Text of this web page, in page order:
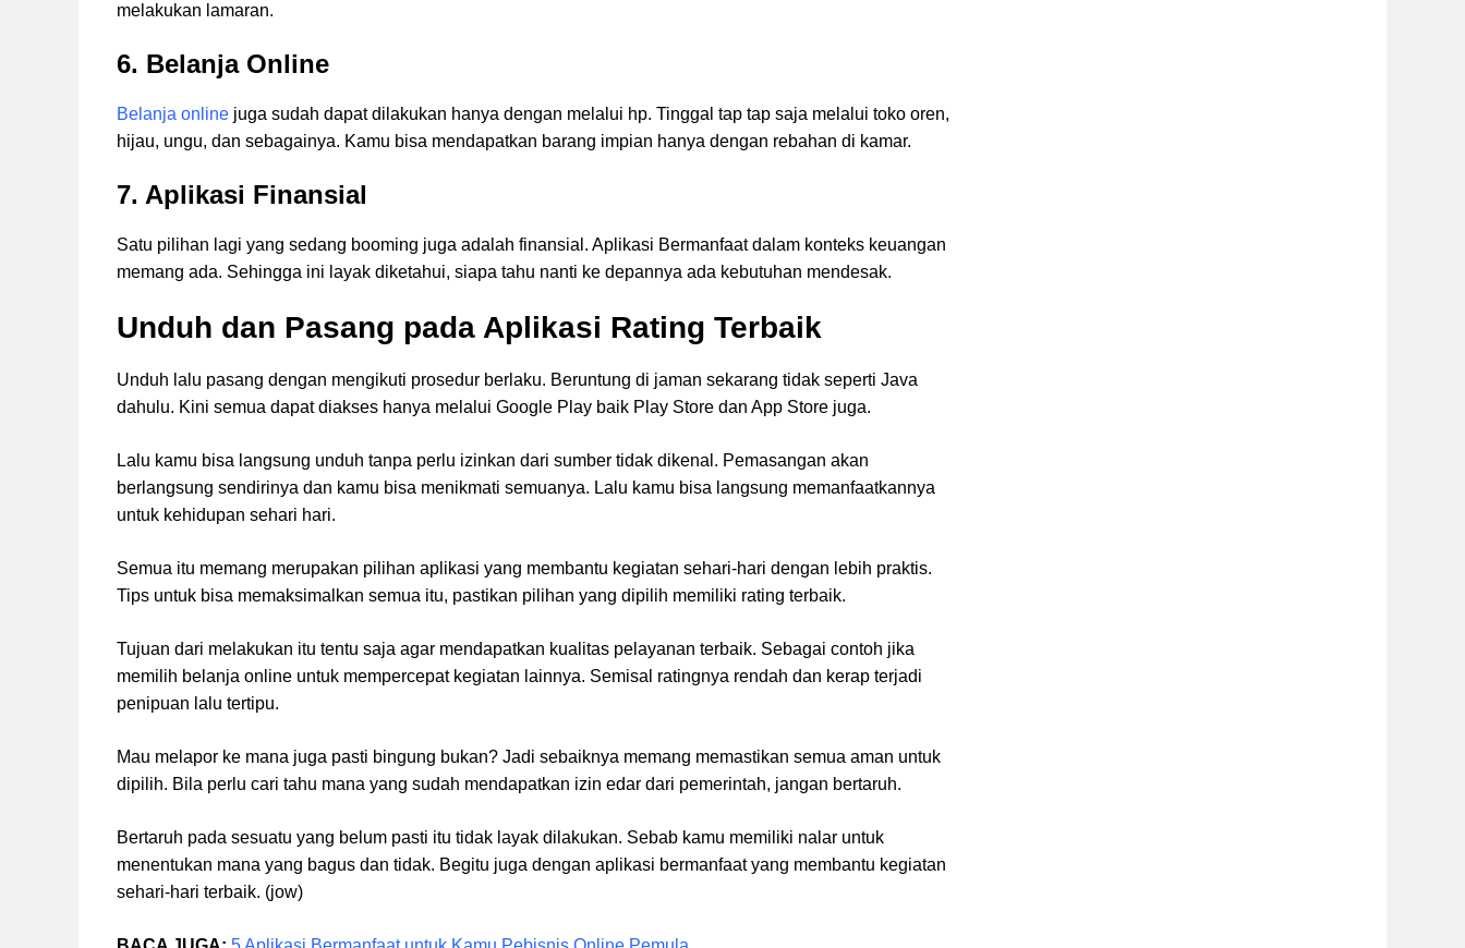
melakukan lamaran.
6. Belanja Online
Belanja online juga sudah dapat dilakukan hanya dengan melalui hp. Tinggal tap tap saja melalui toko oren,
hijau, ungu, dan sebagainya. Kamu bisa mendapatkan barang impian hanya dengan rebahan di kamar.
7. Aplikasi Finansial
Satu pilihan lagi yang sedang booming juga adalah finansial. Aplikasi Bermanfaat dalam konteks keuangan
memang ada. Sehingga ini layak diketahui, siapa tahu nanti ke depannya ada kebutuhan mendesak.
Unduh dan Pasang pada Aplikasi Rating Terbaik
Unduh lalu pasang dengan mengikuti prosedur berlaku. Beruntung di jaman sekarang tidak seperti Java
dahulu. Kini semua dapat diakses hanya melalui Google Play baik Play Store dan App Store juga.
Lalu kamu bisa langsung unduh tanpa perlu izinkan dari sumber tidak dikenal. Pemasangan akan
berlangsung sendirinya dan kamu bisa menikmati semuanya. Lalu kamu bisa langsung memanfaatkannya
untuk kehidupan sehari hari.
Semua itu memang merupakan pilihan aplikasi yang membantu kegiatan sehari-hari dengan lebih praktis.
Tips untuk bisa memaksimalkan semua itu, pastikan pilihan yang dipilih memiliki rating terbaik.
Tujuan dari melakukan itu tentu saja agar mendapatkan kualitas pelayanan terbaik. Sebagai contoh jika
memilih belanja online untuk mempercepat kegiatan lainnya. Semisal ratingnya rendah dan kerap terjadi
penipuan lalu tertipu.
Mau melapor ke mana juga pasti bingung bukan? Jadi sebaiknya memang memastikan semua aman untuk
dipilih. Bila perlu cari tahu mana yang sudah mendapatkan izin edar dari pemerintah, jangan bertaruh.
Bertaruh pada sesuatu yang belum pasti itu tidak layak dilakukan. Sebab kamu memiliki nalar untuk
menentukan mana yang bagus dan tidak. Begitu juga dengan aplikasi bermanfaat yang membantu kegiatan
sehari-hari terbaik. (jow)